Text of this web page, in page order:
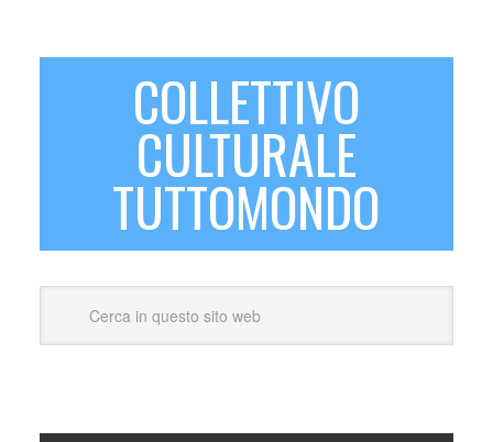
COLLETTIVO
CULTURALE
TUTTOMONDO